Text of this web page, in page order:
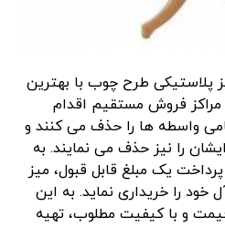
پلاستیکی طرح چوب با بهترین
فروش مستقیم اقدام
واسطه ها را حذف می کنند و
را نیز حذف می نمایند. به
یک مبلغ قابل قبول، میز
را خریداری نماید. به این
و با کیفیت مطلوب، تهیه